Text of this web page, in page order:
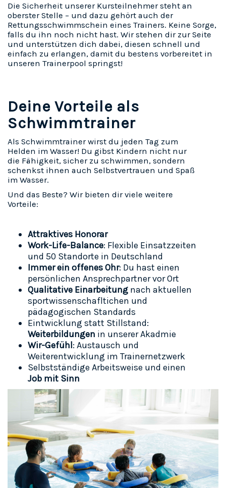
Die Sicherheit unserer Kursteilnehmer steht an
oberster Stelle – und dazu gehört auch der
Rettungsschwimmschein eines Trainers. Keine Sorge,
falls du ihn noch nicht hast. Wir stehen dir zur Seite
und unterstützen dich dabei, diesen schnell und
einfach zu erlangen, damit du bestens vorbereitet in
unseren Trainerpool springst!
Deine Vorteile als
Schwimmtrainer
Als Schwimmtrainer wirst du jeden Tag zum
Helden im Wasser! Du gibst Kindern nicht nur
die Fähigkeit, sicher zu schwimmen, sondern
schenkst ihnen auch Selbstvertrauen und Spaß
im Wasser.
Und das Beste? Wir bieten dir viele weitere
Vorteile:
Attraktives Honorar
Work-Life-Balance: Flexible Einsatzzeiten
und 50 Standorte in Deutschland
Immer ein offenes Ohr: Du hast einen
persönlichen Ansprechpartner vor Ort
Qualitative Einarbeitung nach aktuellen
sportwissenschafltichen und
pädagogischen Standards
Eintwicklung statt Stillstand:
Weiterbildungen in unserer Akadmie
Wir-Gefühl: Austausch und
Weiterentwicklung im Trainernetzwerk
Selbstständige Arbeitsweise und einen
Job mit Sinn